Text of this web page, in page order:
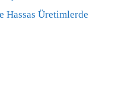
Hassas Üretimlerde